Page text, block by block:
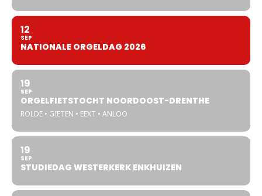
12
SEP
NATIONALE ORGELDAG 2026
19
SEP
ORGELFIETSTOCHT NOORDOOST-DRENTHE
ROLDE • GIETEN • EEXT • ANLOO
19
SEP
STUDIEDAG WESTERKERK ENKHUIZEN